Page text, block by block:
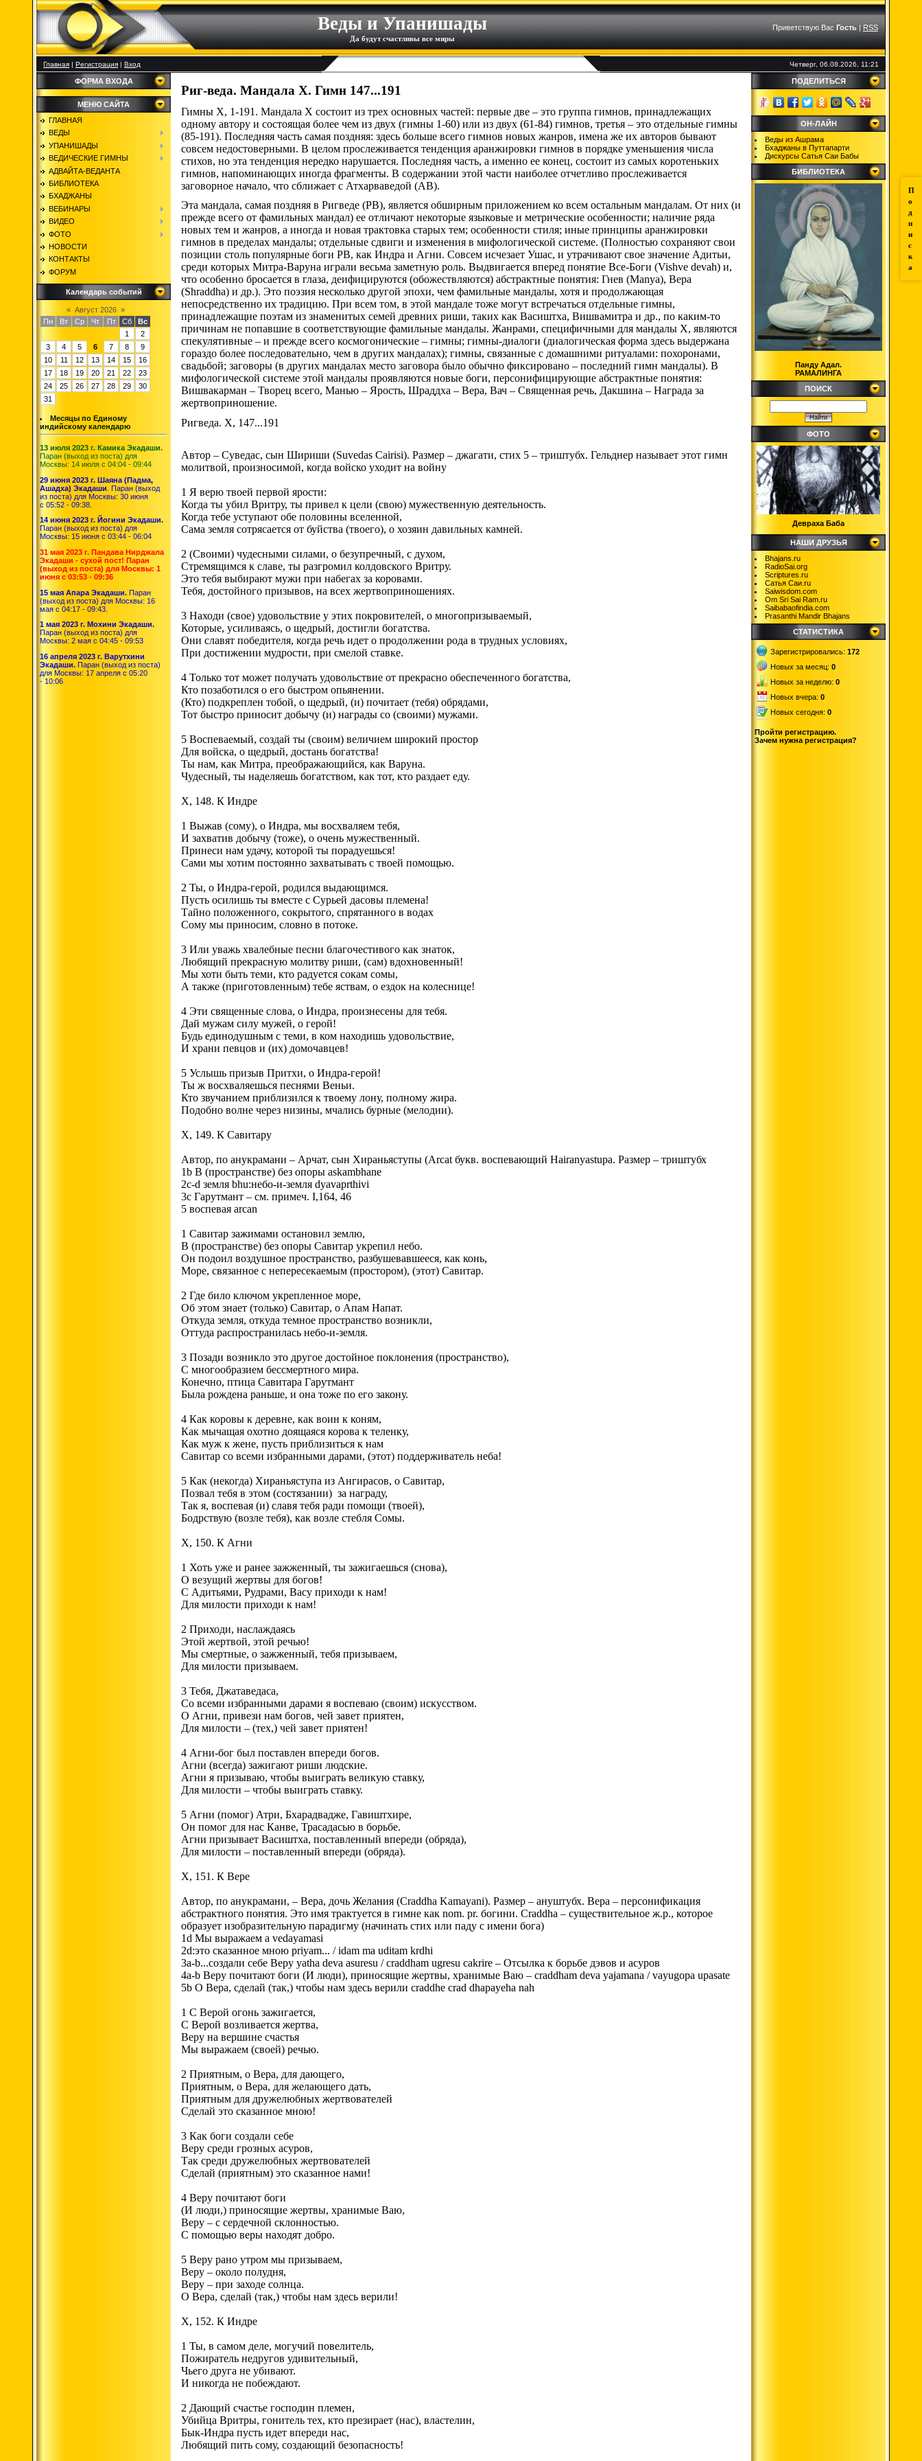
Веды и Упанишады
Да будут счастливы все миры
Приветствую Вас Гость|RSS
Главная|Регистрация|Вход Четверг, 06.08.2026, 11:21
П
о
д
п
и
с
к
а
ФОРМА ВХОДА
МЕНЮ САЙТА
ГЛАВНАЯ
ВЕДЫ
УПАНИШАДЫ
ВЕДИЧЕСКИЕ ГИМНЫ
АДВАЙТА-ВЕДАНТА
БИБЛИОТЕКА
БХАДЖАНЫ
ВЕБИНАРЫ
ВИДЕО
ФОТО
НОВОСТИ
КОНТАКТЫ
ФОРУМ
Календарь событий
« Август 2026 »
Пн
Вт Ср Чт Пт Сб
Вс
1
2
3
4 5 6 7 8
9
10
11 12 13 14 15
16
17
18 19 20 21 22
23
24
25 26 27 28 29
30
31
Месяцы по Единому
индийскому календарю
13 июля 2023 г. Камика Экадаши.
Паран (выход из поста) для
Москвы: 14 июля с 04:04 - 09:44
29 июня 2023 г. Шаяна (Падма,
Ашадха) Экадаши . Паран (выход
из поста) для Москвы: 30 июня
с 05:52 - 09:38.
14 июня 2023 г. Йогини Экадаши.
Паран (выход из поста) для
Москвы: 15 июня с 03:44 - 06:04
31 мая 2023 г. Пандава Нирджала
Экадаши - сухой пост! Паран
(выход из поста) для Москвы: 1
июня с 03:53 - 09:36
15 мая Апара Экадаши. Паран
(выход из поста) для Москвы: 16
мая с 04:17 - 09:43.
1 мая 2023 г. Мохини Экадаши.
Паран (выход из поста) для
Москвы: 2 мая с 04:45 - 09:53
16 апреля 2023 г. Варутхини
Экадаши. Паран (выход из поста)
для Москвы: 17 апреля с 05:20
- 10:06
Риг-веда. Мандала X. Гимн 147...191
Гимны X, 1-191. Мандала X состоит из трех основных частей: первые две – это группа гимнов, принадлежащих
одному автору и состоящая более чем из двух (гимны 1-60) или из двух (61-84) гимнов, третья – это отдельные гимны
(85-191). Последняя часть самая поздняя: здесь больше всего гимнов новых жанров, имена же их авторов бывают
совсем недостоверными. В целом прослеживается тенденция аранжировки гимнов в порядке уменьшения числа
стихов, но эта тенденция нередко нарушается. Последняя часть, а именно ее конец, состоит из самых коротеньких
гимнов, напоминающих иногда фрагменты. В содержании этой части наиболее отчетливо прослеживается
заговорное начало, что сближает с Атхарваведой (АВ).
Эта мандала, самая поздняя в Ригведе (РВ), является обширным приложением ко всем остальным мандалам. От них (и
прежде всего от фамильных мандал) ее отличают некоторые языковые и метрические особенности; наличие ряда
новых тем и жанров, а иногда и новая трактовка старых тем; особенности стиля; иные принципы аранжировки
гимнов в пределах мандалы; отдельные сдвиги и изменения в мифологической системе. (Полностью сохраняют свои
позиции столь популярные боги РВ, как Индра и Агни. Совсем исчезает Ушас, и утрачивают свое значение Адитьи,
среди которых Митра-Варуна играли весьма заметную роль. Выдвигается вперед понятие Все-Боги (Vishve devah) и,
что особенно бросается в глаза, деифицируются (обожествляются) абстрактные понятия: Гнев (Manya), Вера
(Shraddha) и др.). Это поэзия несколько другой эпохи, чем фамильные мандалы, хотя и продолжающая
непосредственно их традицию. При всем том, в этой мандале тоже могут встречаться отдельные гимны,
принадлежащие поэтам из знаменитых семей древних риши, таких как Васиштха, Вишвамитра и др., по каким-то
причинам не попавшие в соответствующие фамильные мандалы. Жанрами, специфичными для мандалы X, являются
спекулятивные – и прежде всего космогонические – гимны; гимны-диалоги (диалогическая форма здесь выдержана
гораздо более последовательно, чем в других мандалах); гимны, связанные с домашними ритуалами: похоронами,
свадьбой; заговоры (в других мандалах место заговора было обычно фиксировано – последний гимн мандалы). В
мифологической системе этой мандалы проявляются новые боги, персонифицирующие абстрактные понятия:
Вишвакарман – Творец всего, Манью – Ярость, Шраддха – Вера, Вач – Священная речь, Дакшина – Награда за
жертвоприношение.
Ригведа. X, 147...191
Автор – Суведас, сын Шириши (Suvedas Cairisi). Размер – джагати, стих 5 – триштубх. Гельднер называет этот гимн
молитвой, произносимой, когда войско уходит на войну
1 Я верю твоей первой ярости:
Когда ты убил Вритру, ты привел к цели (свою) мужественную деятельность.
Когда тебе уступают обе половины вселенной,
Сама земля сотрясается от буйства (твоего), о хозяин давильных камней.
2 (Своими) чудесными силами, о безупречный, с духом,
Стремящимся к славе, ты разгромил колдовского Вритру.
Это тебя выбирают мужи при набегах за коровами.
Тебя, достойного призывов, на всех жертвоприношениях.
3 Находи (свое) удовольствие у этих покровителей, о многопризываемый,
Которые, усиливаясь, о щедрый, достигли богатства.
Они славят победителя, когда речь идет о продолжении рода в трудных условиях,
При достижении мудрости, при смелой ставке.
4 Только тот может получать удовольствие от прекрасно обеспеченного богатства,
Кто позаботился о его быстром опьянении.
(Кто) подкреплен тобой, о щедрый, (и) почитает (тебя) обрядами,
Тот быстро приносит добычу (и) награды со (своими) мужами.
5 Воспеваемый, создай ты (своим) величием широкий простор
Для войска, о щедрый, достань богатства!
Ты нам, как Митра, преображающийся, как Варуна.
Чудесный, ты наделяешь богатством, как тот, кто раздает еду.
Х, 148. К Индре
1 Выжав (сому), о Индра, мы восхваляем тебя,
И захватив добычу (тоже), о очень мужественный.
Принеси нам удачу, которой ты порадуешься!
Сами мы хотим постоянно захватывать с твоей помощью.
2 Ты, о Индра-герой, родился выдающимся.
Пусть осилишь ты вместе с Сурьей дасовы племена!
Тайно положенного, сокрытого, спрятанного в водах
Сому мы приносим, словно в потоке.
3 Или уважь хвалебные песни благочестивого как знаток,
Любящий прекрасную молитву риши, (сам) вдохновенный!
Мы хоти быть теми, кто радуется сокам сомы,
А также (приготовленным) тебе яствам, о ездок на колеснице!
4 Эти священные слова, о Индра, произнесены для тебя.
Дай мужам силу мужей, о герой!
Будь единодушным с теми, в ком находишь удовольствие,
И храни певцов и (их) домочавцев!
5 Услышь призыв Притхи, о Индра-герой!
Ты ж восхваляешься песнями Веньи.
Кто звучанием приблизился к твоему лону, полному жира.
Подобно волне через низины, мчались бурные (мелодии).
X, 149. К Савитару
Автор, по анукрамани – Арчат, сын Хираньяступы (Аrcat букв. воспевающий Нairanyastupa. Размер – триштубх
1b В (пространстве) без опоры askambhane
2c-d земля bhu:небо-и-земля dyavaprthivi
3с Гарутмант – см. примеч. I,164, 46
5 воспевая arcan
1 Савитар зажимами остановил землю,
В (пространстве) без опоры Савитар укрепил небо.
Он подоил воздушное пространство, разбушевавшееся, как конь,
Море, связанное с непересекаемым (простором), (этот) Савитар.
2 Где било ключом укрепленное море,
Об этом знает (только) Савитар, о Апам Напат.
Откуда земля, откуда темное пространство возникли,
Оттуда распространилась небо-и-земля.
3 Позади возникло это другое достойное поклонения (пространство),
С многообразием бессмертного мира.
Конечно, птица Савитара Гарутмант
Была рождена раньше, и она тоже по его закону.
4 Как коровы к деревне, как воин к коням,
Как мычащая охотно доящаяся корова к теленку,
Как муж к жене, пусть приблизиться к нам
Савитар со всеми избранными дарами, (этот) поддерживатель неба!
5 Как (некогда) Хираньяступа из Ангирасов, о Савитар,
Позвал тебя в этом (состязании) за награду,
Так я, воспевая (и) славя тебя ради помощи (твоей),
Бодрствую (возле тебя), как возле стебля Сомы.
X, 150. К Агни
1 Хоть уже и ранее зажженный, ты зажигаешься (снова),
О везущий жертвы для богов!
С Адитьями, Рудрами, Васу приходи к нам!
Для милости приходи к нам!
2 Приходи, наслаждаясь
Этой жертвой, этой речью!
Мы смертные, о зажженный, тебя призываем,
Для милости призываем.
3 Тебя, Джатаведаса,
Со всеми избранными дарами я воспеваю (своим) искусством.
О Агни, привези нам богов, чей завет приятен,
Для милости – (тех,) чей завет приятен!
4 Агни-бог был поставлен впереди богов.
Агни (всегда) зажигают риши людские.
Агни я призываю, чтобы выиграть великую ставку,
Для милости – чтобы выиграть ставку.
5 Агни (помог) Атри, Бхарадвадже, Гавиштхире,
Он помог для нас Канве, Трасадасью в борьбе.
Агни призывает Васиштха, поставленный впереди (обряда),
Для милости – поставленный впереди (обряда).
X, 151. К Вере
Автор, по анукрамани, – Вера, дочь Желания (Craddha Kamayani). Размер – ануштубх. Вера – персонификация
абстрактного понятия. Это имя трактуется в гимне как nom. pr. богини. Craddha – существительное ж.р., которое
образует изобразительную парадигму (начинать стих или паду с имени бога)
1d Мы выражаем a vedayamasi
2d:это сказанное мною priyam... / idam ma uditam krdhi
3a-b...создали себе Веру yatha deva asuresu / craddham ugresu cakrire – Отсылка к борьбе дэвов и асуров
4a-b Веру почитают боги (И люди), приносящие жертвы, хранимые Ваю – craddham deva yajamana / vayugopa upasate
5b О Вера, сделай (так,) чтобы нам здесь верили craddhe crad dhapayeha nah
1 С Верой огонь зажигается,
С Верой возливается жертва,
Веру на вершине счастья
Мы выражаем (своей) речью.
2 Приятным, о Вера, для дающего,
Приятным, о Вера, для желающего дать,
Приятным для дружелюбных жертвователей
Сделай это сказанное мною!
3 Как боги создали себе
Веру среди грозных асуров,
Так среди дружелюбных жертвователей
Сделай (приятным) это сказанное нами!
4 Веру почитают боги
(И люди,) приносящие жертвы, хранимые Ваю,
Веру – с сердечной склонностью.
С помощью веры находят добро.
5 Веру рано утром мы призываем,
Веру – около полудня,
Веру – при заходе солнца.
О Вера, сделай (так,) чтобы нам здесь верили!
X, 152. К Индре
1 Ты, в самом деле, могучий повелитель,
Пожиратель недругов удивительный,
Чьего друга не убивают.
И никогда не побеждают.
2 Дающий счастье господин племен,
Убийца Вритры, гонитель тех, кто презирает (нас), властелин,
Бык-Индра пусть идет впереди нас,
Любящий пить сому, создающий безопасность!
ПОДЕЛИТЬСЯ
ОН-ЛАЙН
Веды из Ашрама
Бхаджаны в Путтапарти
Дискурсы Сатья Саи Бабы
БИБЛИОТЕКА
Панду Адал.
РАМАЛИНГА
ПОИСК
ФОТО
Девраха Баба
НАШИ ДРУЗЬЯ
Bhajans.ru
RadioSai.org
Scriptures.ru
Сатья Саи.ru
Saiwisdom.com
Om Sri Sai Ram.ru
Saibabaofindia.com
Prasanthi Mandir Bhajans
СТАТИСТИКА
Зарегистрировались: 172
Новых за месяц: 0
Новых за неделю: 0
Новых вчера: 0
Новых сегодня: 0
Пройти регистрацию.
Зачем нужна регистрация?